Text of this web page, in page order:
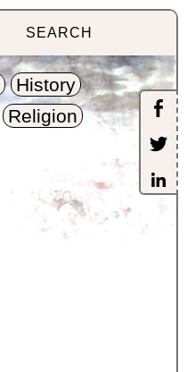
SEARCH
History
Religion